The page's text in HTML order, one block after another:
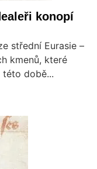
konopí
střední Eurasie –
kmenů, které
době...